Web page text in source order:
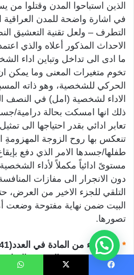
الذين استباحوا المدن وقتلوا من
في اشارة واضحة للمدن العراقية
التطرف – ولعل تقنية التعشيق
الاحداث المذكور أعلاه والذي
ما ادى الى تداخل وتباين اداء
تخوم متغيرات المعنى وما يمكن ان
الحركي للشخصية، وهو ذاته
الاداء لشخصية (امل) في النصف
ذلك انها امسكت بحالة درامية/
تعابر ادائي بقدر احتياجها الى
تنعكس بها روح الزوجة المهزومةِ
طفلها/جسدها الامر الذي دفع
مستوىً ادائياً مكملاً لأداء
دون الانجرار الى مفازات
التلقي للجزء الاخير من
البيت ضمن نهاية مفتوحة وضعت
تصورها.
*
مجلة – المسرح –الشهرية
الشارقة.